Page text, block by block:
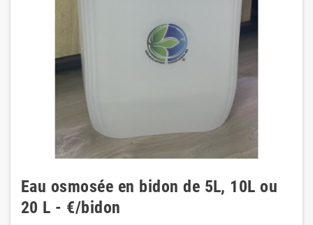
Eau osmosée en bidon de 5L, 10L ou
20 L - €/bidon